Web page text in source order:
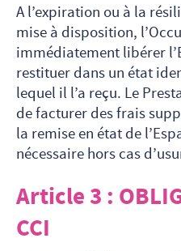
A l’expiration ou à la
mise à disposition,
immédiatement libérer
restituer dans un état
lequel il l’a reçu. Le
de facturer des frais
la remise en état de
nécessaire hors cas
Article 3 :
CCI